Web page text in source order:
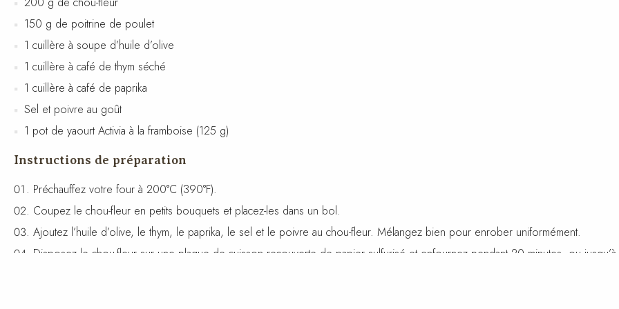
150 g de poitrine de poulet
1 cuillère à soupe d’huile d’olive
1 cuillère à café de thym séché
1 cuillère à café de paprika
Sel et poivre au goût
1 pot de yaourt Activia à la framboise (125 g)
Instructions de préparation
Préchauffez votre four à 200°C (390°F).
Coupez le chou-fleur en petits bouquets et placez-les dans un bol.
Ajoutez l’huile d’olive, le thym, le paprika, le sel et le poivre au chou-fleur. Mélangez bien pour enrober uniformément.
Disposez le chou-fleur sur une plaque de cuisson recouverte de papier sulfurisé et enfournez pendant 20 minutes, ou